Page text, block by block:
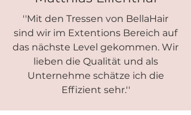
''Mit den Tressen von BellaHair
sind wir im Extentions Bereich auf
das nächste Level gekommen. Wir
lieben die Qualität und als
Unternehme schätze ich die
Effizient sehr.''